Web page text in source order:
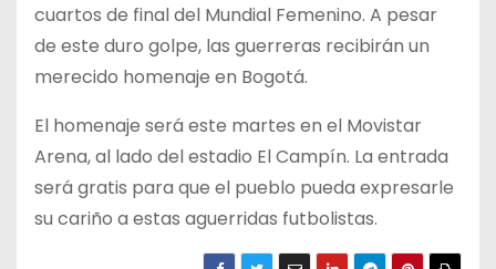
cuartos de final del Mundial Femenino. A pesar
de este duro golpe, las guerreras recibirán un
merecido homenaje en Bogotá.
El homenaje será este martes en el Movistar
Arena, al lado del estadio El Campín. La entrada
será gratis para que el pueblo pueda expresarle
su cariño a estas aguerridas futbolistas.